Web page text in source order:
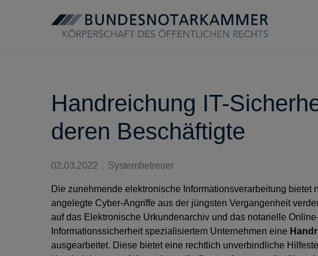
Handreichung IT-
deren Beschäftigte
02.03.2022 Systembetreuer
Die zunehmende elektronische Informationsverarbeitung
angelegte Cyber-Angriffe aus der jüngsten Vergangenheit
auf das Elektronische Urkundenarchiv und das notarielle
Informationssicherheit spezialisiertem Unternehmen eine
ausgearbeitet. Diese bietet eine rechtlich unverbindliche